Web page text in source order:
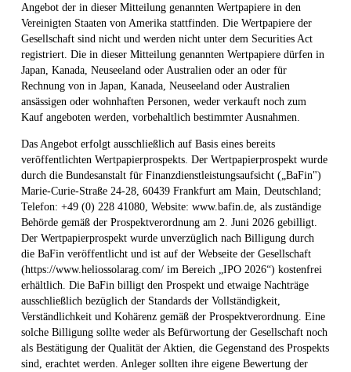
Angebot der in dieser Mitteilung genannten Wertpapiere in den
Vereinigten Staaten von Amerika stattfinden. Die Wertpapiere der
Gesellschaft sind nicht und werden nicht unter dem Securities Act
registriert. Die in dieser Mitteilung genannten Wertpapiere dürfen in
Japan, Kanada, Neuseeland oder Australien oder an oder für
Rechnung von in Japan, Kanada, Neuseeland oder Australien
ansässigen oder wohnhaften Personen, weder verkauft noch zum
Kauf angeboten werden, vorbehaltlich bestimmter Ausnahmen.
Das Angebot erfolgt ausschließlich auf Basis eines bereits
veröffentlichten Wertpapierprospekts. Der Wertpapierprospekt wurde
durch die Bundesanstalt für Finanzdienstleistungsaufsicht („BaFin")
Marie-Curie-Straße 24-28, 60439 Frankfurt am Main, Deutschland;
Telefon: +49 (0) 228 41080, Website: www.bafin.de, als zuständige
Behörde gemäß der Prospektverordnung am 2. Juni 2026 gebilligt.
Der Wertpapierprospekt wurde unverzüglich nach Billigung durch
die BaFin veröffentlicht und ist auf der Webseite der Gesellschaft
(https://www.heliossolarag.com/ im Bereich „IPO 2026“) kostenfrei
erhältlich. Die BaFin billigt den Prospekt und etwaige Nachträge
ausschließlich bezüglich der Standards der Vollständigkeit,
Verständlichkeit und Kohärenz gemäß der Prospektverordnung. Eine
solche Billigung sollte weder als Befürwortung der Gesellschaft noch
als Bestätigung der Qualität der Aktien, die Gegenstand des Prospekts
sind, erachtet werden. Anleger sollten ihre eigene Bewertung der